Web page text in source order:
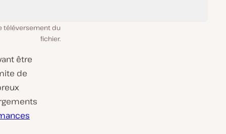
téléversement du
fichier.
être
de